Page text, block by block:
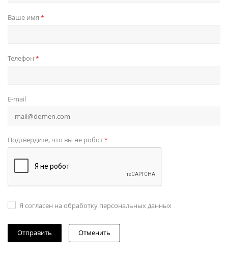
Ваше имя *
Телефон *
E-mail
Подтвердите, что вы не робот*
Я согласен на обработку персональных данных
Отменить